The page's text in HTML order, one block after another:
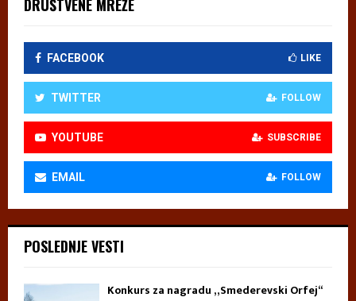
DRUŠTVENE MREŽE
FACEBOOK LIKE
TWITTER FOLLOW
YOUTUBE SUBSCRIBE
EMAIL FOLLOW
POSLEDNJE VESTI
Konkurs za nagradu „Smederevski Orfej“